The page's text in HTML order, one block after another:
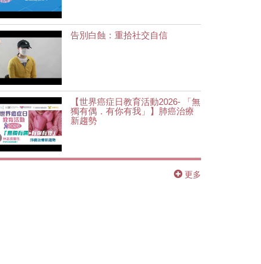
告別白蝕：重拾社交自信
【世界癌症日教育活動2026- 「無
獨有偶．有你有我」】肺癌治療
新趨勢
更多